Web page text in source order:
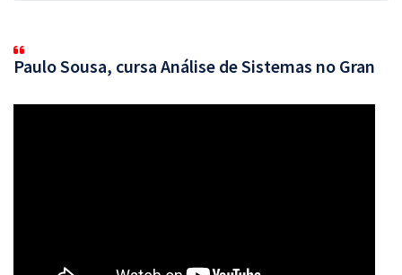
Paulo Sousa, cursa Análise de Sistemas no Gran